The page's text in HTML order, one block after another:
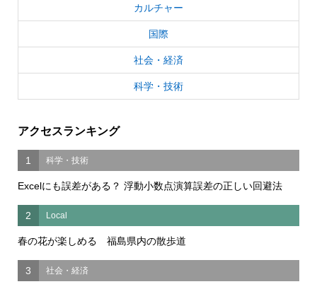
カルチャー
国際
社会・経済
科学・技術
アクセスランキング
1 科学・技術
Excelにも誤差がある？ 浮動小数点演算誤差の正しい回避法
2 Local
春の花が楽しめる 福島県内の散歩道
3 社会・経済